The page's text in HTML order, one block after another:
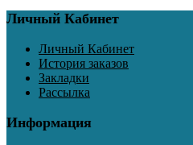
Личный Кабинет
Личный Кабинет
История заказов
Закладки
Рассылка
Информация